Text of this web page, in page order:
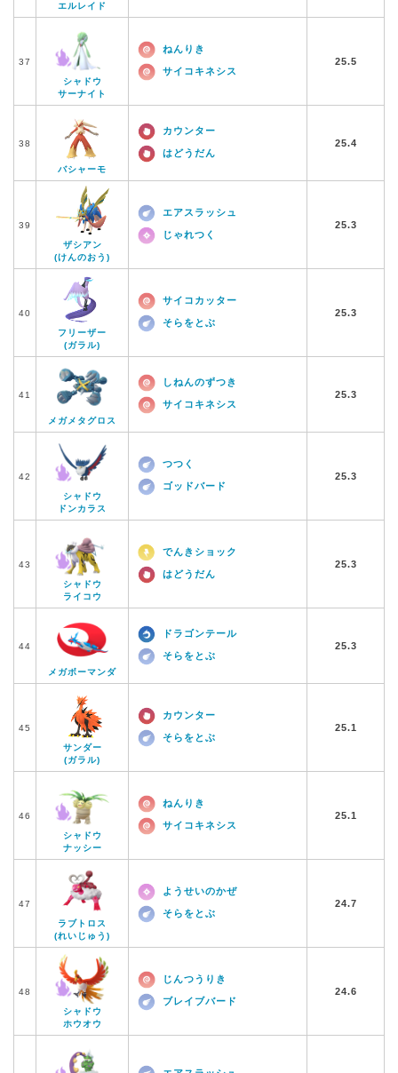
エルレイド
37
シャドウ
サーナイト
ねんりき
サイコキネシス
25.5
38
バシャーモ
カウンター
はどうだん
25.4
39
ザシアン
(けんのおう)
エアスラッシュ
じゃれつく
25.3
40
フリーザー
(ガラル)
サイコカッター
そらをとぶ
25.3
41
メガメタグロス
しねんのずつき
サイコキネシス
25.3
42
シャドウ
ドンカラス
つつく
ゴッドバード
25.3
43
シャドウ
ライコウ
でんきショック
はどうだん
25.3
44
メガボーマンダ
ドラゴンテール
そらをとぶ
25.3
45
サンダー
(ガラル)
カウンター
そらをとぶ
25.1
46
シャドウ
ナッシー
ねんりき
サイコキネシス
25.1
47
ラブトロス
(れいじゅう)
ようせいのかぜ
そらをとぶ
24.7
48
シャドウ
ホウオウ
じんつうりき
ブレイブバード
24.6